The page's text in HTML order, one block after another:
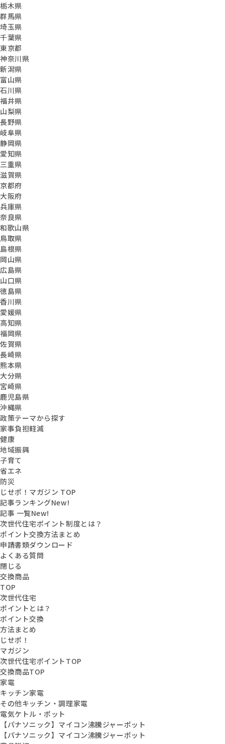
栃木県
群馬県
埼玉県
千葉県
東京都
神奈川県
新潟県
富山県
石川県
福井県
山梨県
長野県
岐阜県
静岡県
愛知県
三重県
滋賀県
京都府
大阪府
兵庫県
奈良県
和歌山県
鳥取県
島根県
岡山県
広島県
山口県
徳島県
香川県
愛媛県
高知県
福岡県
佐賀県
長崎県
熊本県
大分県
宮崎県
鹿児島県
沖縄県
政策テーマから探す
家事負担軽減
健康
地域振興
子育て
省エネ
防災
じせポ！マガジン TOP
記事ランキングNew!
記事 一覧New!
次世代住宅ポイント制度とは？
ポイント交換方法まとめ
申請書類ダウンロード
よくある質問
閉じる
交換商品
TOP
次世代住宅
ポイントとは？
ポイント交換
方法まとめ
じせポ！
マガジン
次世代住宅ポイントTOP
交換商品TOP
家電
キッチン家電
その他キッチン・調理家電
電気ケトル・ポット
【パナソニック】マイコン沸騰ジャーポット
【パナソニック】マイコン沸騰ジャーポット